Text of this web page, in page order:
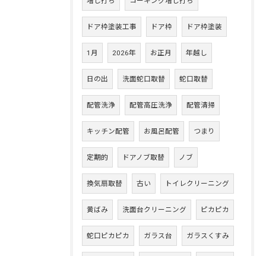
ドア枠塗装工事 ドア枠 ドア枠塗装
1月 2026年 お正月 年越し
日の出 洗面蛇口取替 蛇口取替
配管洗浄 配管高圧洗浄 配管清掃
キッチン配管 お風呂配管 つまり
定期的 ドアノブ取替 ノブ
換気扇取替 古い トイレクリーニング
黄ばみ 洗面台クリーニング ピカピカ
蛇口ピカピカ ガラス台 ガラスくすみ